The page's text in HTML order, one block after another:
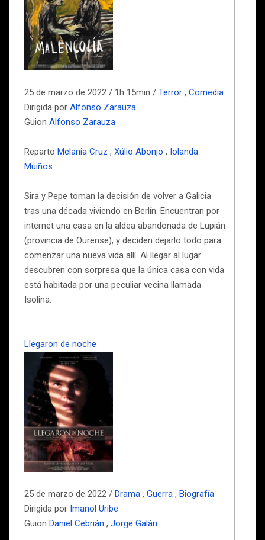
25 de marzo de 2022 / 1h 15min / Terror , Comedia
Dirigida por Alfonso Zarauza
Guion Alfonso Zarauza
Reparto Melania Cruz , Xúlio Abonjo , Iolanda
Muiños
Sira y Pepe toman la decisión de volver a Galicia
tras una década viviendo en Berlín. Encuentran por
internet una casa en la aldea abandonada de Lupián
(provincia de Ourense), y deciden dejarlo todo para
comenzar una nueva vida allí. Al llegar al lugar
descubren con sorpresa que la única casa con vida
está habitada por una peculiar vecina llamada
Isolina.
Llegaron de noche
25 de marzo de 2022 / Drama , Guerra , Biografía
Dirigida por Imanol Uribe
Guion Daniel Cebrián , Jorge Galán